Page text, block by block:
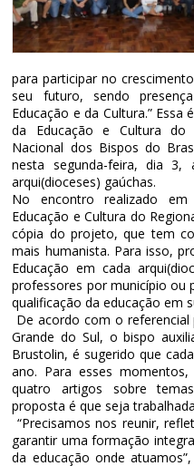
para participar no
seu futuro, sendo
Educação e da Cultura.”
da Educação e Cultura do
Nacional dos Bispos do
nesta segunda-feira, dia
arqui(dioceses) gaúchas.
No encontro realizado
Educação e Cultura do
cópia do projeto, que tem
mais humanista. Para isso,
Educação em cada
professores por município ou
qualificação da educação em
De acordo com o referencial
Grande do Sul, o bispo
Brustolin, é sugerido que
ano. Para esses
quatro artigos sobre
proposta é que seja
“Precisamos nos reunir,
garantir uma formação
da educação onde